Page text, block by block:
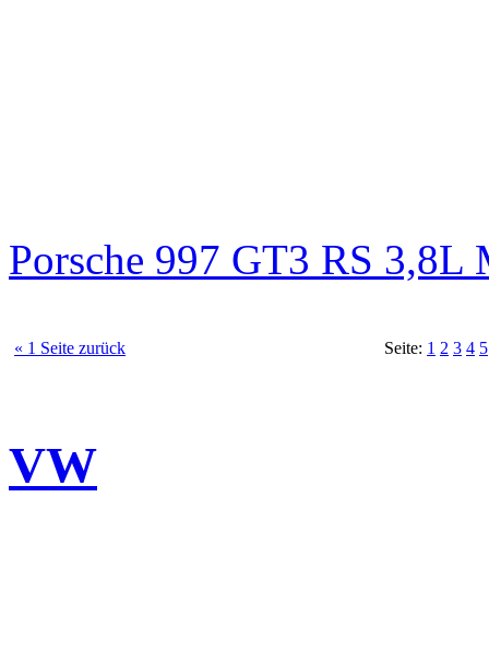
Porsche 997 GT3 RS
« 1 Seite zurück Seite: 1 2 3 4 5
VW